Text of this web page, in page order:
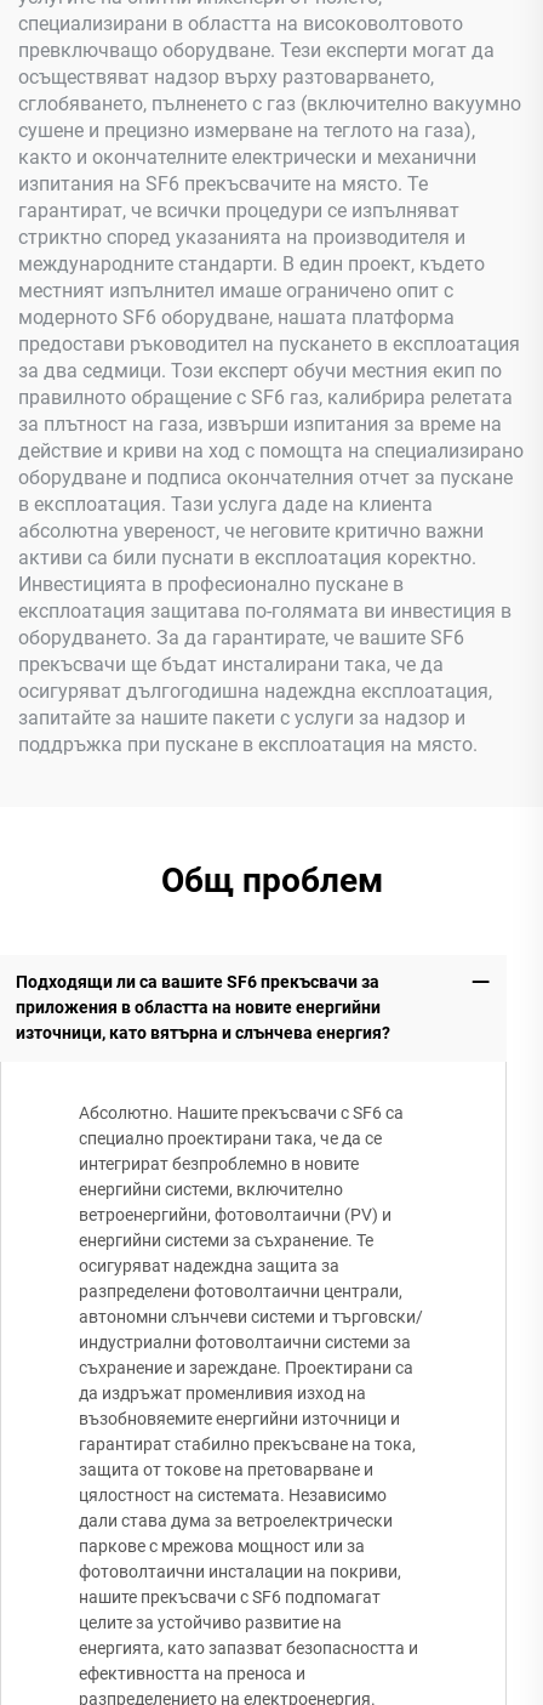
специализирани в областта на високоволтовото
превключващо оборудване. Тези експерти могат да
осъществяват надзор върху разтоварването,
сглобяването, пълненето с газ (включително вакуумно
сушене и прецизно измерване на теглото на газа),
както и окончателните електрически и механични
изпитания на SF6 прекъсвачите на място. Те
гарантират, че всички процедури се изпълняват
стриктно според указанията на производителя и
международните стандарти. В един проект, където
местният изпълнител имаше ограничено опит с
модерното SF6 оборудване, нашата платформа
предостави ръководител на пускането в експлоатация
за два седмици. Този експерт обучи местния екип по
правилното обращение с SF6 газ, калибрира релетата
за плътност на газа, извърши изпитания за време на
действие и криви на ход с помощта на специализирано
оборудване и подписа окончателния отчет за пускане
в експлоатация. Тази услуга даде на клиента
абсолютна увереност, че неговите критично важни
активи са били пуснати в експлоатация коректно.
Инвестицията в професионално пускане в
експлоатация защитава по-голямата ви инвестиция в
оборудването. За да гарантирате, че вашите SF6
прекъсвачи ще бъдат инсталирани така, че да
осигуряват дългогодишна надеждна експлоатация,
запитайте за нашите пакети с услуги за надзор и
поддръжка при пускане в експлоатация на място.
Общ проблем
Подходящи ли са вашите SF6 прекъсвачи за
приложения в областта на новите енергийни
източници, като вятърна и слънчева енергия?
Абсолютно. Нашите прекъсвачи с SF6 са
специално проектирани така, че да се
интегрират безпроблемно в новите
енергийни системи, включително
ветроенергийни, фотоволтаични (PV) и
енергийни системи за съхранение. Те
осигуряват надеждна защита за
разпределени фотоволтаични централи,
автономни слънчеви системи и търговски/
индустриални фотоволтаични системи за
съхранение и зареждане. Проектирани са
да издръжат променливия изход на
възобновяемите енергийни източници и
гарантират стабилно прекъсване на тока,
защита от токове на претоварване и
цялостност на системата. Независимо
дали става дума за ветроелектрически
паркове с мрежова мощност или за
фотоволтаични инсталации на покриви,
нашите прекъсвачи с SF6 подпомагат
целите за устойчиво развитие на
енергията, като запазват безопасността и
ефективността на преноса и
разпределението на електроенергия.